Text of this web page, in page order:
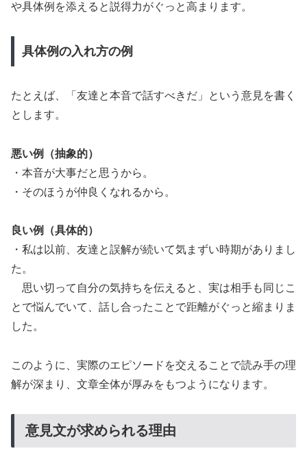
や具体例を添えると説得力がぐっと高まります。
具体例の入れ方の例
たとえば、「友達と本音で話すべきだ」という意見を書く
とします。
悪い例（抽象的）
・本音が大事だと思うから。
・そのほうが仲良くなれるから。
良い例（具体的）
・私は以前、友達と誤解が続いて気まずい時期がありまし
た。
思い切って自分の気持ちを伝えると、実は相手も同じこ
とで悩んでいて、話し合ったことで距離がぐっと縮まりま
した。
このように、実際のエピソードを交えることで読み手の理
解が深まり、文章全体が厚みをもつようになります。
意見文が求められる理由